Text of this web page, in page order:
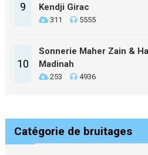
9
Kendji Girac
311 5555
10
Sonnerie Maher Zain &
Madinah
253 4936
Catégorie de bruitages